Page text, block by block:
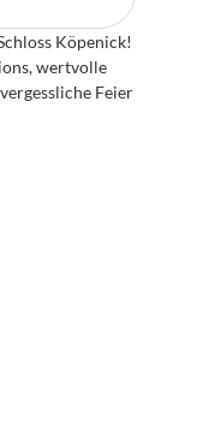
Köpenick!
wertvolle
Feier